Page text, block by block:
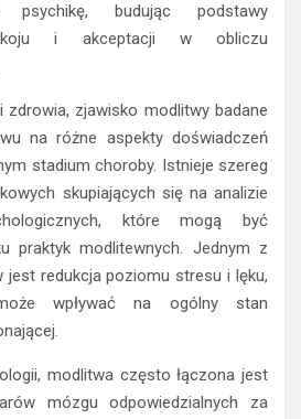
budując podstawy
i akceptacji w obliczu
zdrowia, zjawisko modlitwy badane
na różne aspekty doświadczeń
stadium choroby. Istnieje szereg
skupiających się na analizie
które mogą być
praktyk modlitewnych. Jednym z
jest redukcja poziomu stresu i lęku,
wpływać na ogólny stan
modlitwa często łączona jest
mózgu odpowiedzialnych za